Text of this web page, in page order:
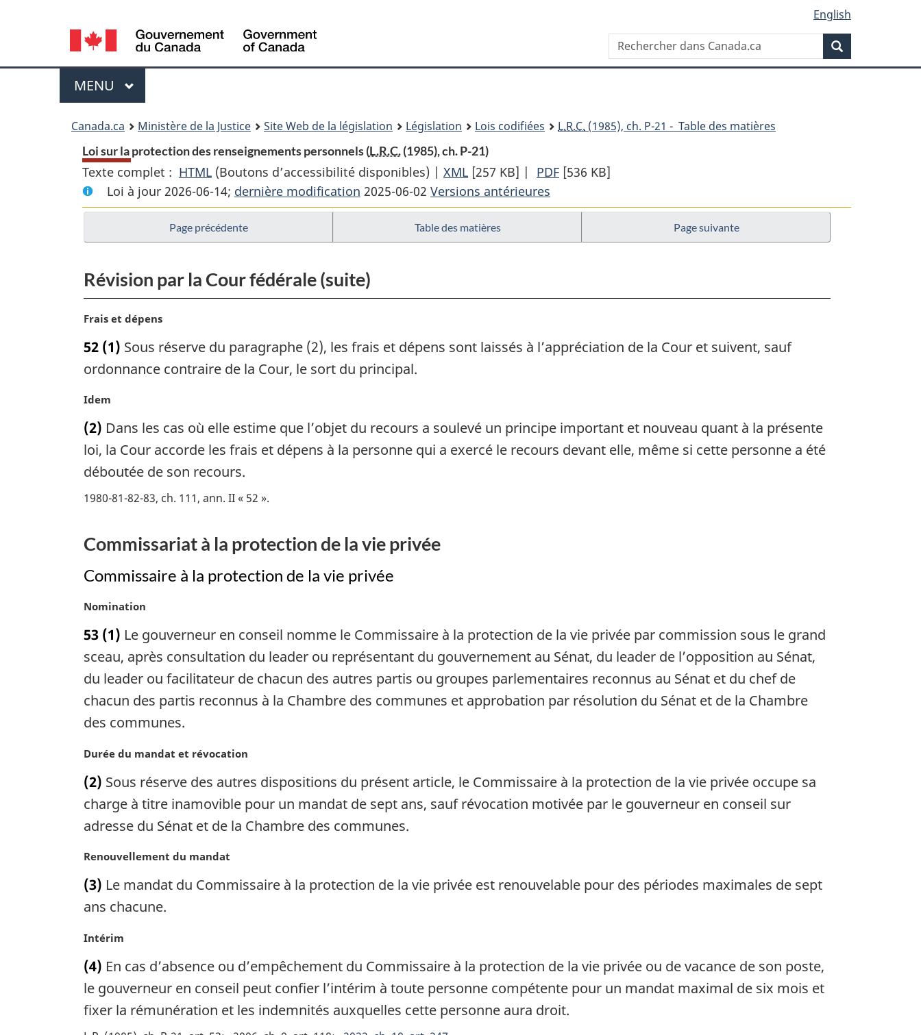
principal
À
site
version
Language
selection
English
Rechercher
dans
Canada.ca
Menu
MENU PRINCIPAL
Canada.ca Ministère de la Justice Site Web de la législation Législation Lois codifiées L.R.C. (1985), ch. P-21 - Table des matières
Loi sur la protection des renseignements personnels (L.R.C.(1985), ch. P-21)
Texte complet : HTML Texte
complet
:
Loi
protection
personnels
(Boutons d’accessibilité disponibles) | XML Texte
complet
:
Loi
personnels
[257 KB] | PDF Texte
:
personnels
[536 KB]
Loi à jour 2026-06-14; dernière modification 2025-06-02 Versions antérieures
Page précédente Table des matières Page suivante
Révision par la Cour fédérale (suite)
N
t
e
a
g
i
a
l
Frais et dépens
52 (1) Sous réserve du paragraphe (2), les frais et dépens sont laissés à l’appréciation de la Cour et suivent, sauf
ordonnance contraire de la Cour, le sort du principal.
N
t
e
a
r
n
l
:
Idem
(2) Dans les cas où elle estime que l’objet du recours a soulevé un principe important et nouveau quant à la présente
loi, la Cour accorde les frais et dépens à la personne qui a exercé le recours devant elle, même si cette personne a été
déboutée de son recours.
1980-81-82-83, ch. 111, ann. II « 52 »
Commissariat à la protection de la vie privée
Commissaire à la protection de la vie privée
N
t
e
a
r
g
n
l
:
Nomination
53 (1) Le gouverneur en conseil nomme le Commissaire à la protection de la vie privée par commission sous le grand
sceau, après consultation du leader ou représentant du gouvernement au Sénat, du leader de l’opposition au Sénat,
du leader ou facilitateur de chacun des autres partis ou groupes parlementaires reconnus au Sénat et du chef de
chacun des partis reconnus à la Chambre des communes et approbation par résolution du Sénat et de la Chambre
des communes.
N
t
e
a
g
i
n
a
e
:
Durée du mandat et révocation
(2) Sous réserve des autres dispositions du présent article, le Commissaire à la protection de la vie privée occupe sa
charge à titre inamovible pour un mandat de sept ans, sauf révocation motivée par le gouverneur en conseil sur
adresse du Sénat et de la Chambre des communes.
N
t
e
a
g
i
a
l
Renouvellement du mandat
(3) Le mandat du Commissaire à la protection de la vie privée est renouvelable pour des périodes maximales de sept
ans chacune.
N
t
e
a
r
Intérim
(4) En cas d’absence ou d’empêchement du Commissaire à la protection de la vie privée ou de vacance de son poste,
le gouverneur en conseil peut confier l’intérim à toute personne compétente pour un mandat maximal de six mois et
fixer la rémunération et les indemnités auxquelles cette personne aura droit.